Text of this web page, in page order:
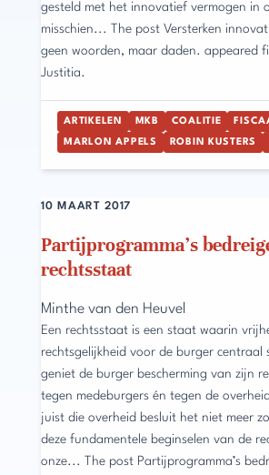
gesteld met het innovatief vermogen in
misschien... The post Versterken
geen woorden, maar daden. appeared
Justitia.
ARTIKELEN MKB COALITIE
MARLON APPELS ROBIN KUSTERS
Partijprogramma’s
rechtsstaat
10 MAART 2017
Minthe van den Heuvel
Een rechtsstaat is een staat waarin
rechtsgelijkheid voor de burger centraal
geniet de burger bescherming van zijn
tegen medeburgers én tegen de
juist die overheid besluit het niet meer
deze fundamentele beginselen van de
onze... The post Partijprogramma’s